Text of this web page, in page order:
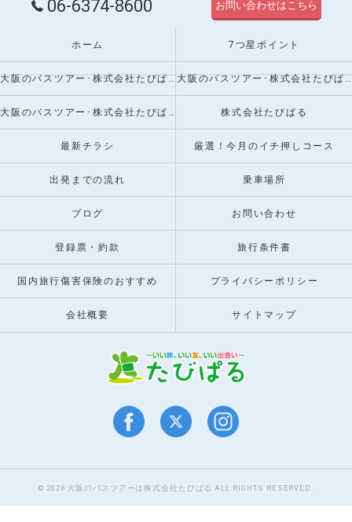
06-6374-8600 お問い合わせはこちら
ホーム 7つ星ポイント
大阪のバスツアー･株式会社たびぱるの口コミ情報 大阪のバスツアー･株式会社たびぱるの評判
大阪のバスツアー･株式会社たびぱるのお客様の声 株式会社たびぱる
最新チラシ 厳選！今月のイチ押しコース
出発までの流れ 乗車場所
ブログ お問い合わせ
登録票・約款 旅行条件書
国内旅行傷害保険のおすすめ プライバシーポリシー
会社概要 サイトマップ
© 2026 大阪のバスツアーは株式会社たびぱる ALL RIGHTS RESERVED.